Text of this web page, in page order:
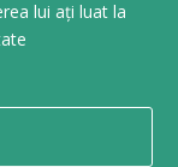
lui ați luat la